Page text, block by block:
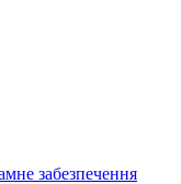
забезпечення